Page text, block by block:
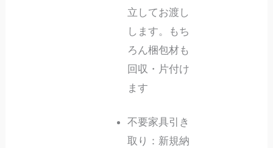
立してお渡し
します。もち
ろん梱包材も
回収・片付け
ます
不要家具引き
取り：新規納